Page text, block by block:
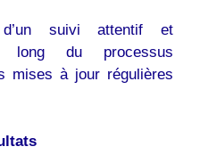
suivi attentif et
long du processus
mises à jour régulières